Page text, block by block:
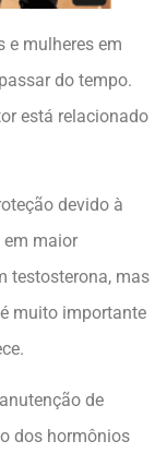
e mulheres em
do tempo.
está relacionado
devido à
em maior
testosterona, mas
muito importante
de
dos hormônios